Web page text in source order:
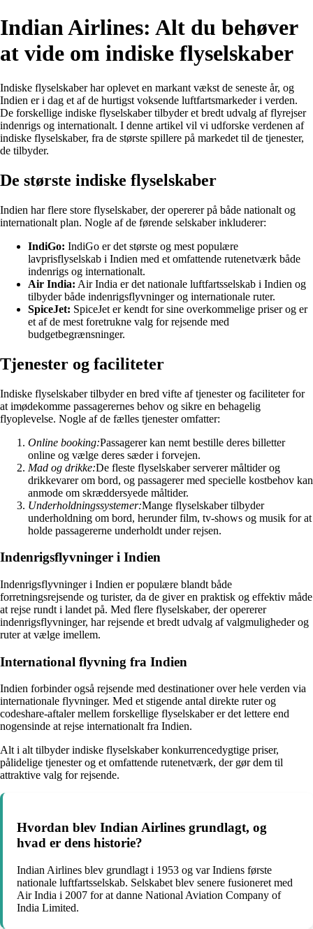
Indian Airlines: Alt du behøver
at vide om indiske flyselskaber
Indiske flyselskaber har oplevet en markant vækst de seneste år, og
Indien er i dag et af de hurtigst voksende luftfartsmarkeder i verden.
De forskellige indiske flyselskaber tilbyder et bredt udvalg af flyrejser
indenrigs og internationalt. I denne artikel vil vi udforske verdenen af
indiske flyselskaber, fra de største spillere på markedet til de tjenester,
de tilbyder.
De største indiske flyselskaber
Indien har flere store flyselskaber, der opererer på både nationalt og
internationalt plan. Nogle af de førende selskaber inkluderer:
IndiGo: IndiGo er det største og mest populære
lavprisflyselskab i Indien med et omfattende rutenetværk både
indenrigs og internationalt.
Air India: Air India er det nationale luftfartsselskab i Indien og
tilbyder både indenrigsflyvninger og internationale ruter.
SpiceJet: SpiceJet er kendt for sine overkommelige priser og er
et af de mest foretrukne valg for rejsende med
budgetbegrænsninger.
Tjenester og faciliteter
Indiske flyselskaber tilbyder en bred vifte af tjenester og faciliteter for
at imødekomme passagerernes behov og sikre en behagelig
flyoplevelse. Nogle af de fælles tjenester omfatter:
Online booking:Passagerer kan nemt bestille deres billetter
online og vælge deres sæder i forvejen.
Mad og drikke:De fleste flyselskaber serverer måltider og
drikkevarer om bord, og passagerer med specielle kostbehov kan
anmode om skræddersyede måltider.
Underholdningssystemer:Mange flyselskaber tilbyder
underholdning om bord, herunder film, tv-shows og musik for at
holde passagererne underholdt under rejsen.
Indenrigsflyvninger i Indien
Indenrigsflyvninger i Indien er populære blandt både
forretningsrejsende og turister, da de giver en praktisk og effektiv måde
at rejse rundt i landet på. Med flere flyselskaber, der opererer
indenrigsflyvninger, har rejsende et bredt udvalg af valgmuligheder og
ruter at vælge imellem.
International flyvning fra Indien
Indien forbinder også rejsende med destinationer over hele verden via
internationale flyvninger. Med et stigende antal direkte ruter og
codeshare-aftaler mellem forskellige flyselskaber er det lettere end
nogensinde at rejse internationalt fra Indien.
Alt i alt tilbyder indiske flyselskaber konkurrencedygtige priser,
pålidelige tjenester og et omfattende rutenetværk, der gør dem til
attraktive valg for rejsende.
Hvordan blev Indian Airlines grundlagt, og
hvad er dens historie?
Indian Airlines blev grundlagt i 1953 og var Indiens første
nationale luftfartsselskab. Selskabet blev senere fusioneret med
Air India i 2007 for at danne National Aviation Company of
India Limited.